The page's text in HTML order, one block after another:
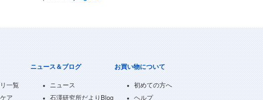
一覧
ア
ニュース＆ブログ
ニュース
石澤研究所だよりBlog
お買い物について
初めての方へ
ヘルプ